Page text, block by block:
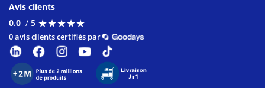
Avis clients
0.0 / 5 ★★★★★
★★★★★
0 avis clients certifiés par